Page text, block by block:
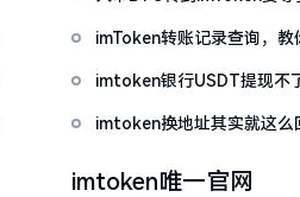
imToken转账记录查询，教
imtoken银行USDT提现不
imtoken换地址其实就这么
imtoken唯一官网